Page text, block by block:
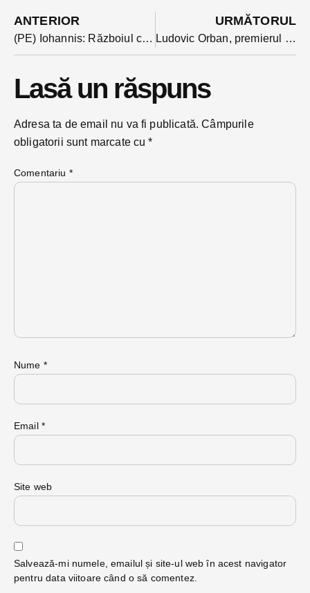
ANTERIOR
(PE) Iohannis: Războiul cu PSD nu s-a terminat. Urmează bătăliile pentru prezidențiale, locale și parlamentare
URMĂTORUL
Ludovic Orban, premierul desemnat are 10 zile pentru a-și face cabinetul și programul de guvernare
Lasă un răspuns
Adresa ta de email nu va fi publicată. Câmpurile
obligatorii sunt marcate cu*
Comentariu *
Nume *
Email *
Site web
Salvează-mi numele, emailul și site-ul web în acest navigator
pentru data viitoare când o să comentez.